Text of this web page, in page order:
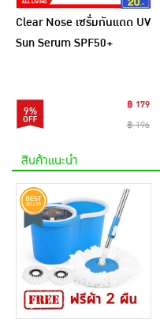
Clear Nose เซรั่มกันแดด UV
Sun Serum SPF50+
9%
฿ 179
฿ 196
สินค้าแนะนำ